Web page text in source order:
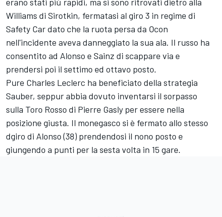
Williams di Sirotkin, fermatasi al giro 3 in regime di
Safety Car dato che la ruota persa da Ocon
nell'incidente aveva danneggiato la sua ala. Il russo ha
consentito ad Alonso e Sainz di scappare via e
prendersi poi il settimo ed ottavo posto.
Pure Charles Leclerc ha beneficiato della strategia
Sauber, seppur abbia dovuto inventarsi il sorpasso
sulla Toro Rosso di Pierre Gasly per essere nella
posizione giusta. Il monegasco si è fermato allo stesso
dgiro di Alonso (38) prendendosi il nono posto e
giungendo a punti per la sesta volta in 15 gare.